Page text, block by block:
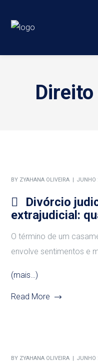
BY ZYAHANA OLIVEIRA JUNHO
Divórcio
extrajudicial:
O término de um
envolve sentimentos e
(mais…)
Read More
BY ZYAHANA OLIVEIRA JUNHO